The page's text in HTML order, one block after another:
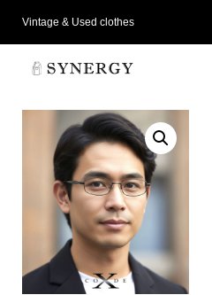
Vintage & Used clothes